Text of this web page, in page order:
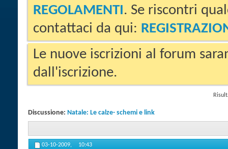
REGOLAMENTI. Se riscontri
contattaci da qui:
Le nuove iscrizioni al forum
dall'iscrizione.
Discussione: Natale: Le calze- schemi e link
03-10-2009, 10:43